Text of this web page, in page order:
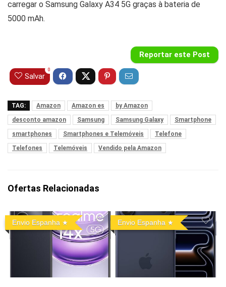
carregar o Samsung Galaxy A34 5G graças à bateria de
5000 mAh.
Reportar este Post
Salvar
0
TAG: Amazon Amazon es
by Amazon
desconto amazon
Samsung Samsung Galaxy
Smartphone
smartphones
Smartphones e Telemóveis
Telefone
Telefones
Telemóveis Vendido pela Amazon
Ofertas Relacionadas
Envio Espanha Envio Espanha